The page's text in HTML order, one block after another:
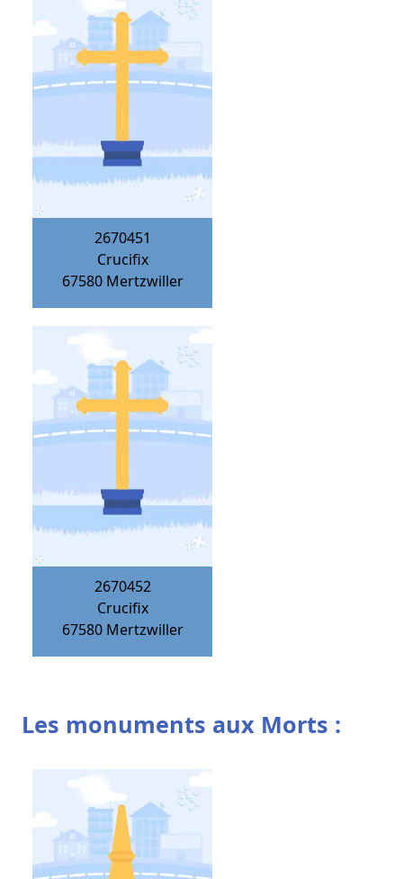
2670451
Crucifix
67580 Mertzwiller
2670452
Crucifix
67580 Mertzwiller
Les monuments aux Morts :